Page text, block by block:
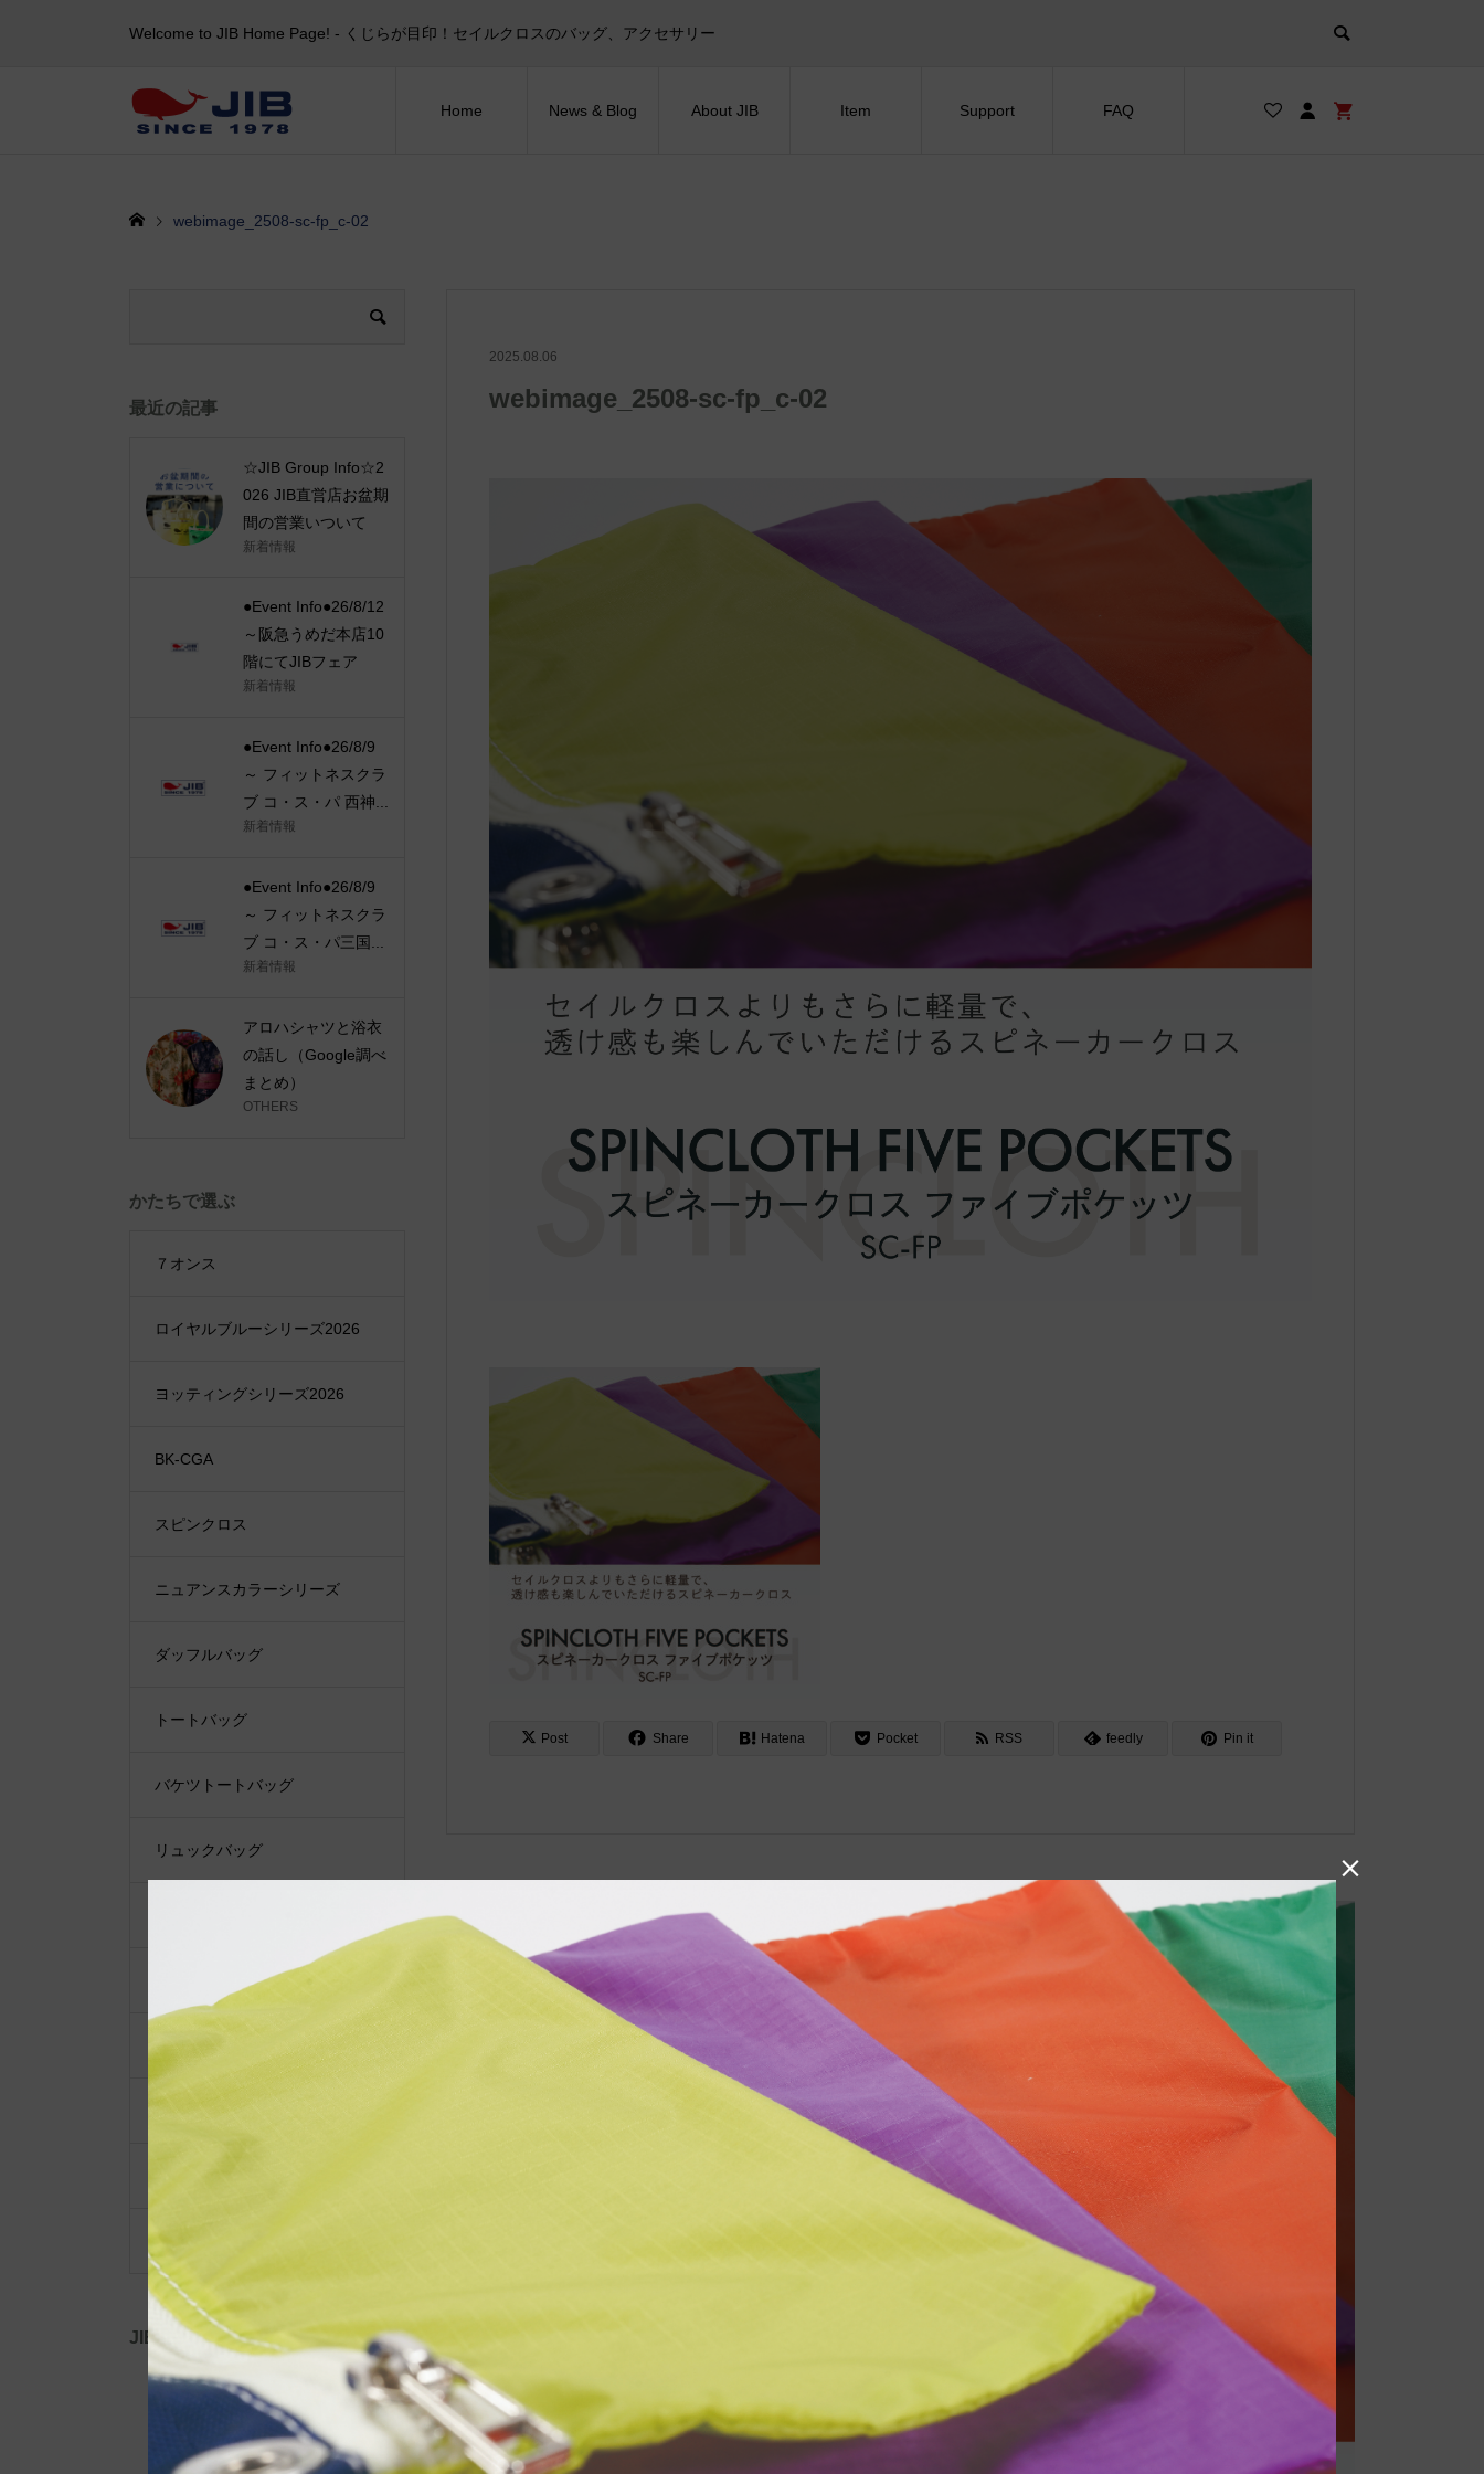
Welcome to JIB Home Page! ‐ くじらが目印！セイルクロスのバッグ、アクセサリー
Home News & Blog About JIB Item Support FAQ
webimage_2508-sc-fp_c-02
2025.08.06
webimage_2508-sc-fp_c-02
Post Share Hatena Pocket RSS feedly Pin it
最近の記事
☆JIB Group Info☆2
026 JIB直営店お盆期
間の営業いついて
新着情報
●Event Info●26/8/12
～阪急うめだ本店10
階にてJIBフェア
新着情報
●Event Info●26/8/9
～ フィットネスクラ
ブ コ・ス・パ 西神...
新着情報
●Event Info●26/8/9
～ フィットネスクラ
ブ コ・ス・パ三国...
新着情報
アロハシャツと浴衣
の話し（Google調べ
まとめ）
OTHERS
かたちで選ぶ
７オンス
ロイヤルブルーシリーズ2026
ヨッティングシリーズ2026
BK-CGA
スピンクロス
ニュアンスカラーシリーズ
ダッフルバッグ
トートバッグ
バケツトートバッグ
リュックバッグ
ショルダーベルト
ポーチ・ポシェット
小物類
限定品・限定カラー
その他
JIB公式SNS
